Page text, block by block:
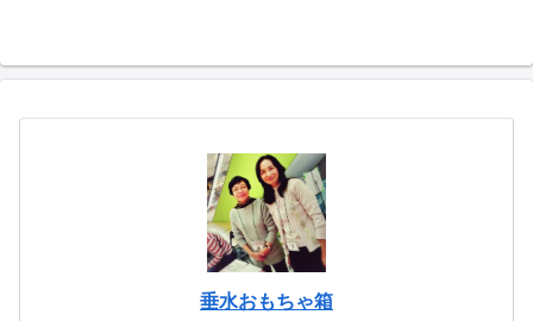
垂水おもちゃ箱